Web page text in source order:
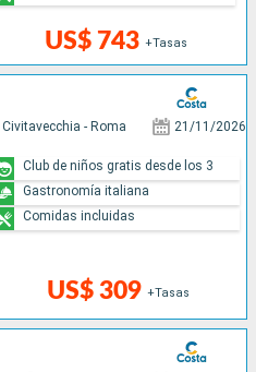
US$ 743 +Tasas
Civitavecchia - Roma 21/11/2026
US$ 309 +Tasas
Club de niños gratis desde los 3
Gastronomía italiana
Comidas incluidas